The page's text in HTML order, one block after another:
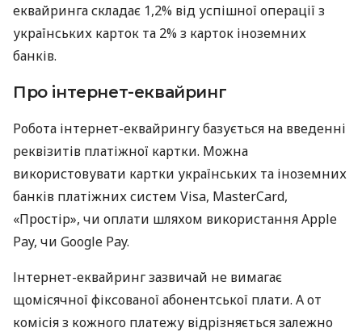
еквайринга складає 1,2% від успішної операції з
українських карток та 2% з карток іноземних
банків.
Про інтернет-еквайринг
Робота інтернет-еквайрингу базується на введенні
реквізитів платіжної картки. Можна
використовувати картки українських та іноземних
банків платіжних систем Visa, MasterCard,
«Простір», чи оплати шляхом використання Apple
Pay, чи Google Pay.
Інтернет-еквайринг зазвичай не вимагає
щомісячної фіксованої абонентської плати. А от
комісія з кожного платежу відрізняється залежно